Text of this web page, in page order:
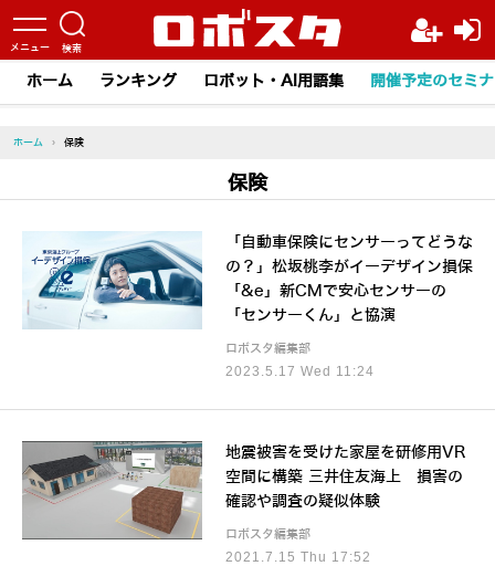
ホーム ランキング ロボット・AI用語集 開催予定のセミ
ホーム › 保険
保険
2023.5.17 Wed 11:24
「自動車保険にセンサーってどうな
の？」松坂桃李がイーデザイン損保
「&e」新CMで安心センサーの
「センサーくん」と協演
ロボスタ編集部
2021.7.15 Thu 17:52
地震被害を受けた家屋を研修用VR
空間に構築 三井住友海上 損害の
確認や調査の疑似体験
ロボスタ編集部